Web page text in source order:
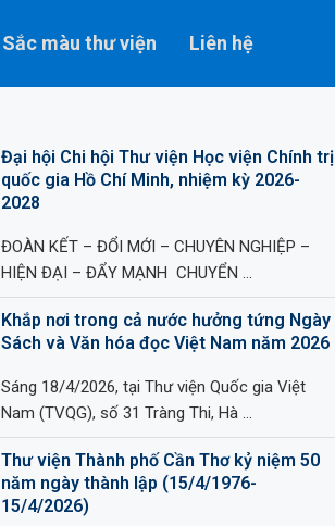
Sắc màu thư viện Liên hệ
Đại hội Chi hội Thư viện Học viện Chính trị
quốc gia Hồ Chí Minh, nhiệm kỳ 2026-
2028
ĐOÀN KẾT – ĐỔI MỚI – CHUYÊN NGHIỆP –
HIỆN ĐẠI – ĐẨY MẠNH CHUYỂN …
Khắp nơi trong cả nước hưởng tứng Ngày
Sách và Văn hóa đọc Việt Nam năm 2026
Sáng 18/4/2026, tại Thư viện Quốc gia Việt
Nam (TVQG), số 31 Tràng Thi, Hà …
Thư viện Thành phố Cần Thơ kỷ niệm 50
năm ngày thành lập (15/4/1976-
15/4/2026)